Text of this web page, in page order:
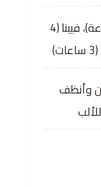
: سالزبورغ (1.5 ساعة)، فيينا (4
وأنظف